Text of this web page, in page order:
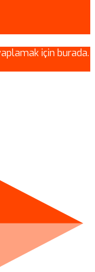
için burada.